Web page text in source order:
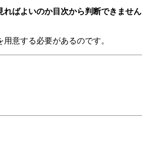
ればよいのか目次から判断できません
意する必要があるのです。